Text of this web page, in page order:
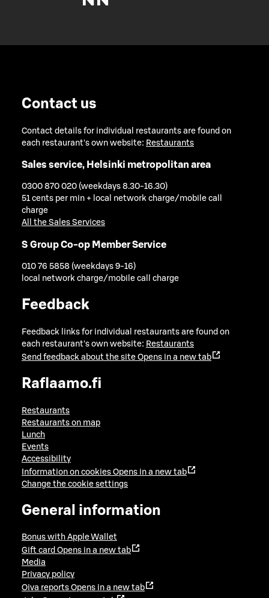
Contact us
Contact details for individual restaurants are found on
each restaurant's own website: Restaurants
Sales service, Helsinki metropolitan area
0300 870 020 (weekdays 8.30-16.30)
51 cents per min + local network charge/mobile call
charge
All the Sales Services
S Group Co-op Member Service
010 76 5858 (weekdays 9-16)
local network charge/mobile call charge
Feedback
Feedback links for individual restaurants are found on
each restaurant's own website: Restaurants
Send feedback about the site Opens in a new tab
Raflaamo.fi
Restaurants
Restaurants on map
Lunch
Events
Accessibility
Information on cookies Opens in a new tab
Change the cookie settings
General information
Bonus with Apple Wallet
Gift card Opens in a new tab
Media
Privacy policy
Oiva reports Opens in a new tab